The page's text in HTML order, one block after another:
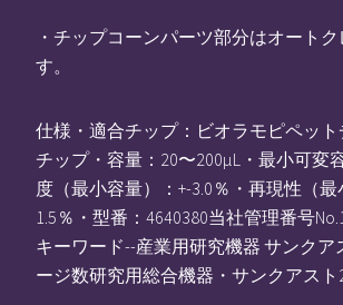
・チップコーンパーツ部分はオート
す。
仕様・適合チップ：ビオラモピペッ
チップ・容量：20〜200μL・最小可変
度（最小容量）：+-3.0％・再現性（最
1.5％・型番：4640380当社管理番号
キーワード--産業用研究機器 サンクア
ージ数研究用総合機器・サンクアスト